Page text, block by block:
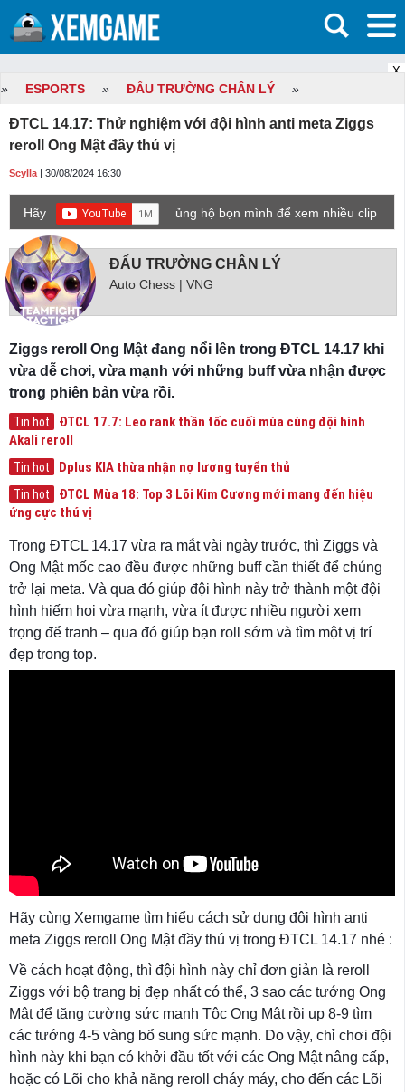
X
» ESPORTS » ĐẤU TRƯỜNG CHÂN LÝ »
ĐTCL 14.17: Thử nghiệm với đội hình anti meta Ziggs
reroll Ong Mật đầy thú vị
Scylla | 30/08/2024 16:30
Hãy
ủng hộ bọn mình để xem nhiều clip
game mới hơn nhé!
ĐẤU TRƯỜNG CHÂN LÝ
Auto Chess | VNG
Ziggs reroll Ong Mật đang nổi lên trong ĐTCL 14.17 khi
vừa dễ chơi, vừa mạnh với những buff vừa nhận được
trong phiên bản vừa rồi.
Tin hot
ĐTCL 17.7: Leo rank thần tốc cuối mùa cùng đội hình
Akali reroll
Tin hot Dplus KIA thừa nhận nợ lương tuyển thủ
Tin hot
ĐTCL Mùa 18: Top 3 Lõi Kim Cương mới mang đến hiệu
ứng cực thú vị
Trong ĐTCL 14.17 vừa ra mắt vài ngày trước, thì Ziggs và
Ong Mật mốc cao đều được những buff cần thiết để chúng
trở lại meta. Và qua đó giúp đội hình này trở thành một đội
hình hiếm hoi vừa mạnh, vừa ít được nhiều người xem
trọng để tranh – qua đó giúp bạn roll sớm và tìm một vị trí
đẹp trong top.
Hãy cùng Xemgame tìm hiểu cách sử dụng đội hình anti
meta Ziggs reroll Ong Mật đầy thú vị trong ĐTCL 14.17 nhé :
Về cách hoạt động, thì đội hình này chỉ đơn giản là reroll
Ziggs với bộ trang bị đẹp nhất có thể, 3 sao các tướng Ong
Mật để tăng cường sức mạnh Tộc Ong Mật rồi up 8-9 tìm
các tướng 4-5 vàng bổ sung sức mạnh. Do vậy, chỉ chơi đội
hình này khi bạn có khởi đầu tốt với các Ong Mật nâng cấp,
hoặc có Lõi cho khả năng reroll cháy máy, cho đến các Lõi